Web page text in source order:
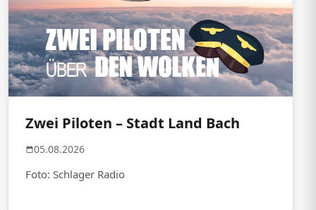
Zwei Piloten – Stadt Land Bach
05.08.2026
Foto: Schlager Radio